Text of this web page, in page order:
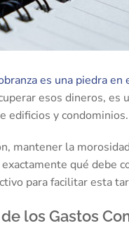
es una piedra en
esos dineros, es
edificios y condominios.
mantener la
qué debe
para facilitar esta
los Gastos